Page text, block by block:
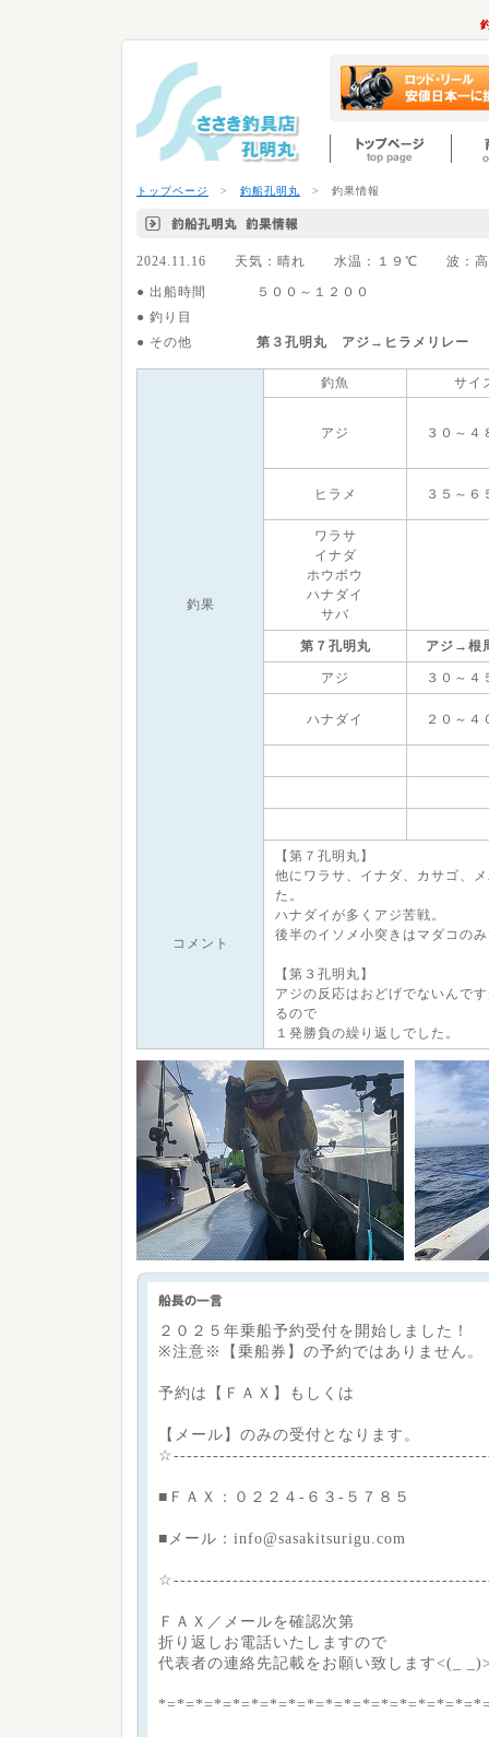
トップページ > 釣船孔明丸 > 釣果情報
2024.11.16 天気：晴れ 水温：１９℃ 波：
● 出船時間
５００～１２００
● 釣り目
● その他
第３孔明丸 アジ→ヒラメリレー
釣果
釣魚 サイ
アジ ３０～４
ヒラメ ３５～６
ワラサ
イナダ
ホウボウ
ハナダイ
サバ
第７孔明丸 アジ→根
アジ ３０～４
ハナダイ ２０～４
コメント
【第７孔明丸】
他にワラサ、イナダ、カサゴ、
た。
ハナダイが多くアジ苦戦。
後半のイソメ小突きはマダコの
【第３孔明丸】
アジの反応はおどげでないんで
るので
１発勝負の繰り返しでした。
２０２５年乗船予約受付を開始しました！
※注意※【乗船券】の予約ではありません。
予約は【ＦＡＸ】もしくは
【メール】のみの受付となります。
■ＦＡＸ：０２２４-６３-５７８５
■メール：info@sasakitsurigu.com
ＦＡＸ／メールを確認次第
折り返しお電話いたしますので
代表者の連絡先記載をお願い致します<(_